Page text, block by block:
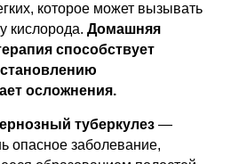
которое может вызывать
кислорода. Домашняя
способствует
осложнения.
туберкулез —
опасное заболевание,